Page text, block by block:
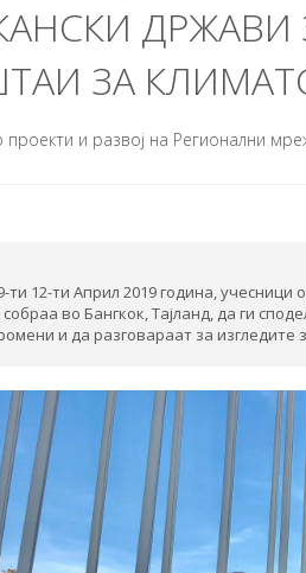
ЗА
и развој на Регионални
ти 12-ти Април 2019 година,
во Бангкок, Тајланд, да ги
и да разговараат за изгледите